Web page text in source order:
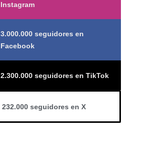
Instagram
3.000.000 seguidores en
Facebook
2.300.000 seguidores en TikTok
232.000 seguidores en X